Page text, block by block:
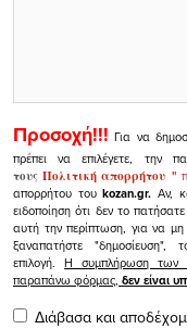
Προσοχή!!! Για να
πρέπει να επιλέγετε, την
τουςΠολιτική απορρήτου"
απορρήτου τουkozan.gr. Αν,
ειδοποίηση ότι δεν το
αυτή την περίπτωση, για να
ξαναπατήστε "δημοσίευση",
επιλογή.Η συμπλήρωση των
παραπάνω φόρμας, δεν είναι
Διάβασα και